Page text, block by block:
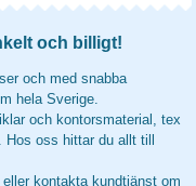
och billigt!
och med snabba
hela Sverige.
och kontorsmaterial, tex
oss hittar du allt till
kontakta kundtjänst om